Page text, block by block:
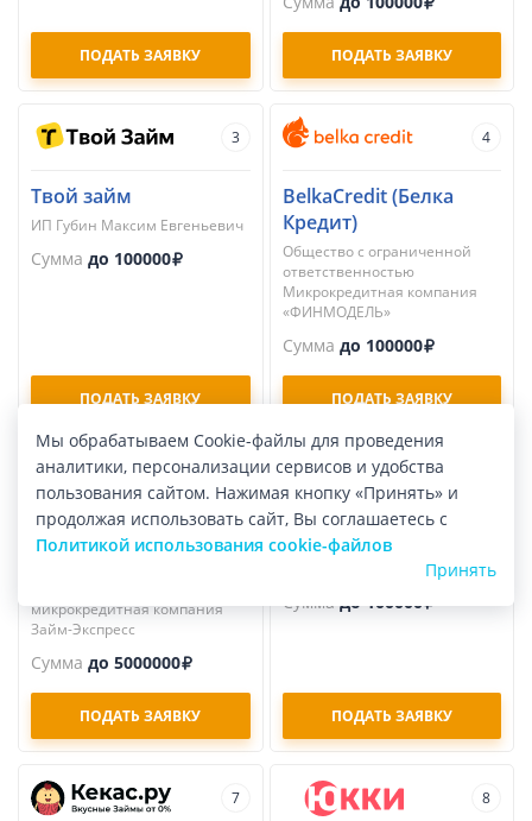
ПОДАТЬ ЗАЯВКУ ПОДАТЬ ЗАЯВКУ
3
Твой займ
ИП Губин Максим Евгеньевич
Сумма до 100000
ПОДАТЬ ЗАЯВКУ
4
BelkaCredit (Белка
Кредит)
Общество с ограниченной
ответственностью
Микрокредитная компания
«ФИНМОДЕЛЬ»
Сумма до 100000
ПОДАТЬ ЗАЯВКУ
Займ-Экспресс
микрокредитная компания
Займ-Экспресс
Сумма до 5000000
ПОДАТЬ ЗАЯВКУ
Займер
Суммадо 100000
ПОДАТЬ ЗАЯВКУ
7 8
Мы обрабатываем Cookie-файлы для проведения
аналитики, персонализации сервисов и удобства
пользования сайтом. Нажимая кнопку «Принять» и
продолжая использовать сайт, Вы соглашаетесь с
Политикой использования cookie-файлов
Принять